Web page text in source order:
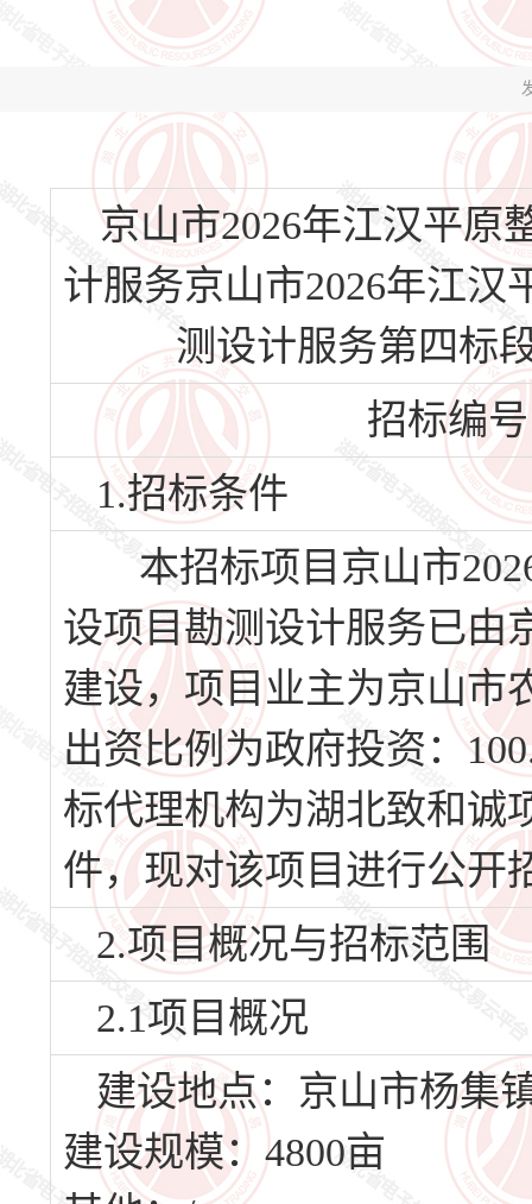
京山市2026年江汉平原
计服务京山市2026年江
测设计服务第四标
招标编号
1.招标条件
本招标项目京山市
设项目勘测设计服务已由
建设，项目业主为京山市
出资比例为政府投资：
标代理机构为湖北致和诚
件，现对该项目进行公开
2.项目概况与招标范围
2.1项目概况
建设地点：京山市杨集
建设规模：4800亩